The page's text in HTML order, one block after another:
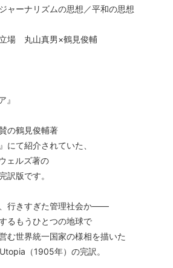
ャーナリズムの思想／平和の思想
立場 丸山真男×鶴見俊輔
』
の鶴見俊輔著
にて紹介されていた、
ェルズ著の
訳版です。
行きすぎた管理社会か――
るもうひとつの地球で
む世界統一国家の様相を描いた
（1905年）の完訳。